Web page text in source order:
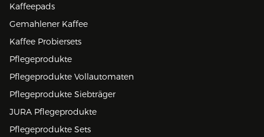
Kaffeepads
Gemahlener Kaffee
Kaffee Probiersets
Pflegeprodukte
Pflegeprodukte Vollautomaten
Pflegeprodukte Siebträger
JURA Pflegeprodukte
Pflegeprodukte Sets